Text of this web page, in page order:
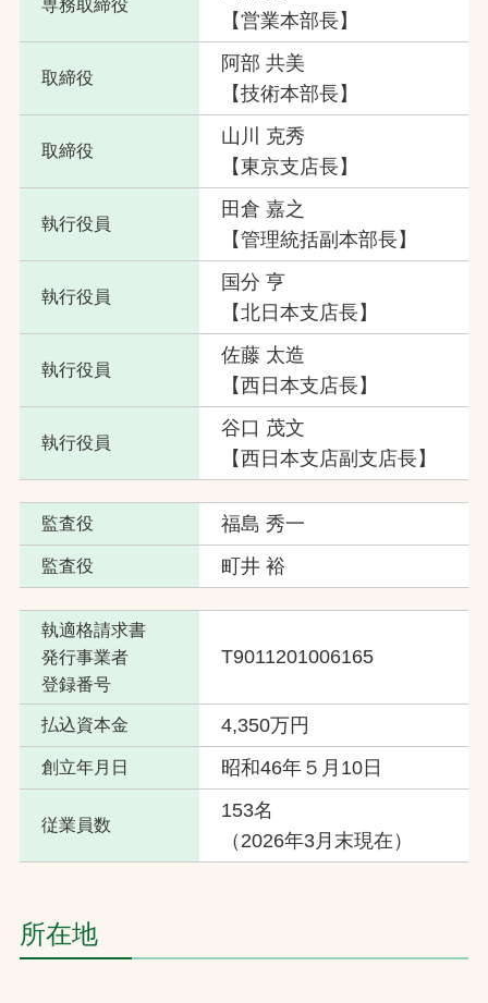
専務取締役
【営業本部長】
取締役
阿部 共美
【技術本部長】
取締役
山川 克秀
【東京支店長】
執行役員
田倉 嘉之
【管理統括副本部長】
執行役員
国分 亨
【北日本支店長】
執行役員
佐藤 太造
【西日本支店長】
執行役員
谷口 茂文
【西日本支店副支店長】
監査役 福島 秀一
監査役 町井 裕
執適格請求書
発行事業者
登録番号
T9011201006165
払込資本金 4,350万円
創立年月日 昭和46年５月10日
従業員数
153名
（2026年3月末現在）
所在地